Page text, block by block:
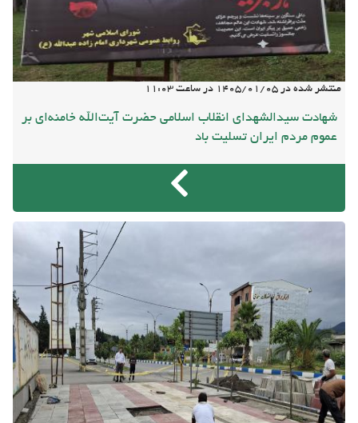
منتشر شده در 1405/01/05 در ساعت 11:03
شهادت سیدالشهدای انقلاب اسلامی حضرت آیت‌الله خامنه‌ای بر
عموم مردم ایران تسلیت باد